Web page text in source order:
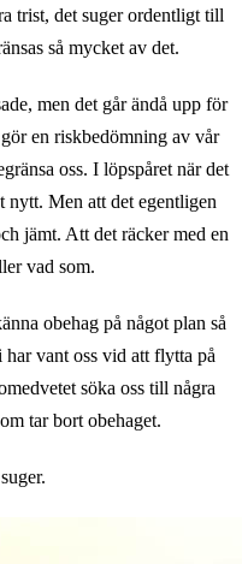
trist, det suger ordentligt till
så mycket av det.
men det går ändå upp för
en riskbedömning av vår
oss. I löpspåret när det
nytt. Men att det egentligen
jämt. Att det räcker med en
vad som.
obehag på något plan så
vant oss vid att flytta på
söka oss till några
tar bort obehaget.